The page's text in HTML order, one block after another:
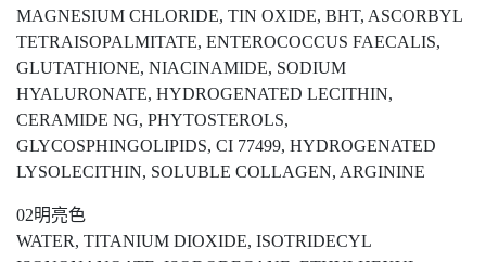
MAGNESIUM CHLORIDE, TIN OXIDE, BHT, ASCORBYL
TETRAISOPALMITATE, ENTEROCOCCUS FAECALIS,
GLUTATHIONE, NIACINAMIDE, SODIUM
HYALURONATE, HYDROGENATED LECITHIN,
CERAMIDE NG, PHYTOSTEROLS,
GLYCOSPHINGOLIPIDS, CI 77499, HYDROGENATED
LYSOLECITHIN, SOLUBLE COLLAGEN, ARGININE
02明亮色
WATER, TITANIUM DIOXIDE, ISOTRIDECYL